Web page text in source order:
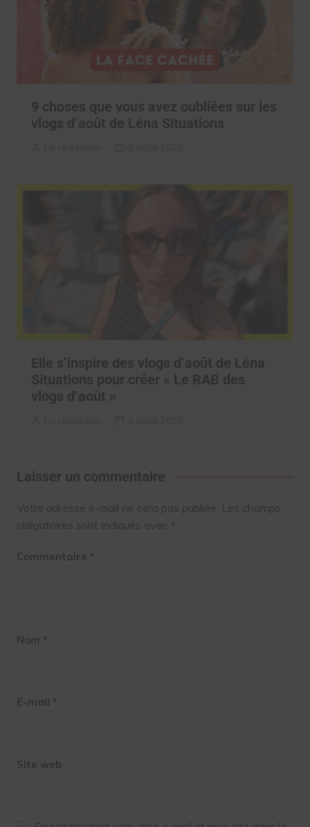
9 choses que vous avez oubliées sur les
vlogs d’août de Léna Situations
Elle s’inspire des vlogs d’août de Léna
Situations pour créer « Le RAB des
vlogs d’août »
Laisser un commentaire
Votre adresse e-mail ne sera pas publiée. Les champs
obligatoires sont indiqués avec *
Commentaire *
Nom *
E-mail *
Site web